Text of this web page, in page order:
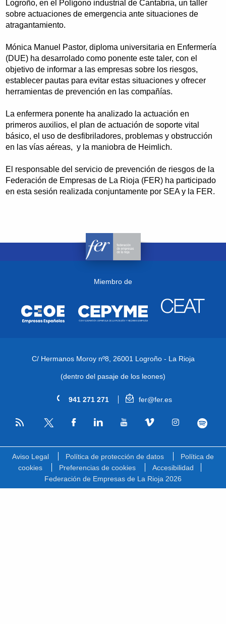
Logroño, en el Polígono industrial de Cantabria, un taller
sobre actuaciones de emergencia ante situaciones de
atragantamiento.
Mónica Manuel Pastor, diploma universitaria en Enfermería
(DUE) ha desarrolado como ponente este taler, con el
objetivo de informar a las empresas sobre los riesgos,
establecer pautas para evitar estas situaciones y ofrecer
herramientas de prevención en las compañías.
La enfermera ponente ha analizado la actuación en
primeros auxilios, el plan de actuación de soporte vital
básico, el uso de desfibriladores, problemas y obstrucción
en las vías aéreas, y la maniobra de Heimlich.
El responsable del servicio de prevención de riesgos de la
Federación de Empresas de La Rioja (FER) ha participado
en esta sesión realizada conjuntamente por SEA y la FER.
Miembro de
C/ Hermanos Moroy nº8, 26001 Logroño - La Rioja
(dentro del pasaje de los leones)
941 271 271 fer@fer.es
RSS
Aviso Legal Política de protección de datos
Política de
cookies
Preferencias de cookies
Accesibilidad
Federación de Empresas de La Rioja 2026